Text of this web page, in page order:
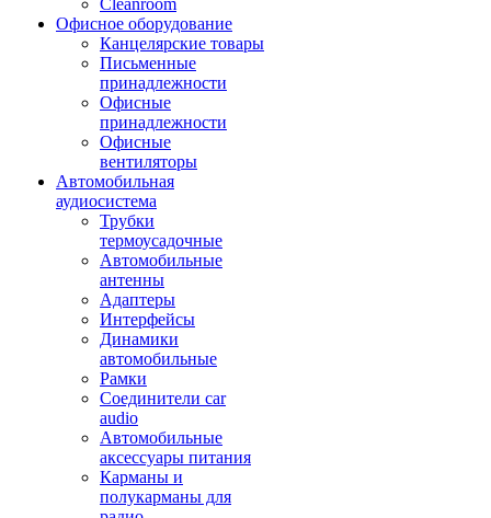
Cleanroom
Офисное оборудование
Канцелярские товары
Письменные
принадлежности
Офисные
принадлежности
Офисные
вентиляторы
Автомобильная
аудиосистема
Трубки
термоусадочные
Автомобильные
антенны
Адаптеры
Интерфейсы
Динамики
автомобильные
Рамки
Соединители car
audio
Автомобильные
аксессуары питания
Карманы и
полукарманы для